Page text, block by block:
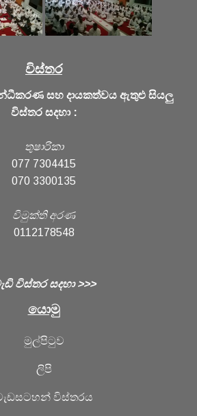
විස්තර
සහ දායකත්වය ඇතුළු සියලු
විස්තර සදහා :
තුෂාරිකා
077 7304415
070 3300135
විමුක්ති අරණ
0112178548
විස්තර සදහා >>>
යොමු
මුල්පිටුව
ලිපි
විස්තරය